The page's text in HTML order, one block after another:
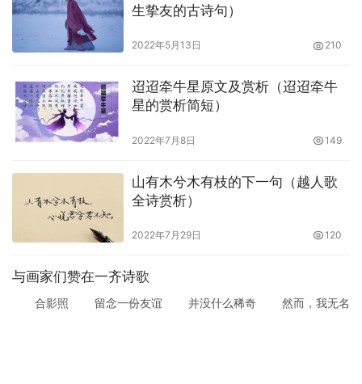
生挚友的古诗句）
2022年5月13日 210
迢迢牵牛星原文及赏析（迢迢牵牛
星的赏析简短）
2022年7月8日 149
山有木兮木有枝的下一句（越人歌
全诗赏析）
2022年7月29日 120
与画家们赞在一齐诗歌
合影照 留念一份友谊 并没什么稀奇 然而，我无名